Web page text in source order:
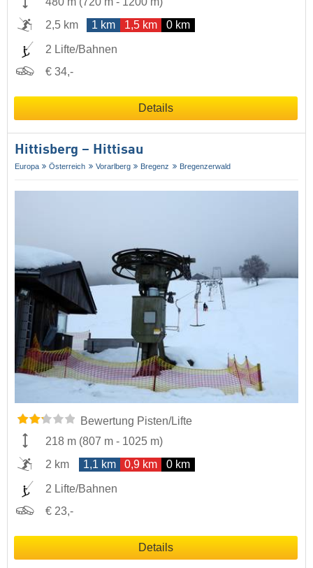
2,5 km
1 km 1,5 km 0 km
2 Lifte/Bahnen
€ 34,-
Details
Hittisberg – Hittisau
Europa Österreich Vorarlberg Bregenz Bregenzerwald
Bewertung Pisten/Lifte
218 m (807 m - 1025 m)
2 km
1,1 km 0,9 km 0 km
2 Lifte/Bahnen
€ 23,-
Details